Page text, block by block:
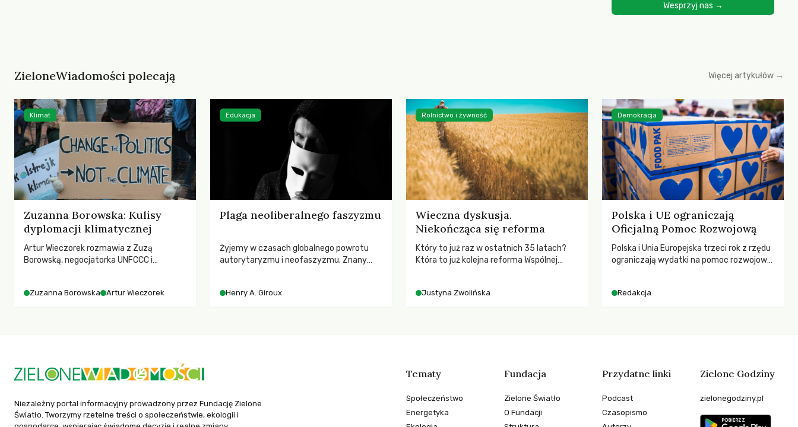
Wesprzyj nas →
ZieloneWiadomości polecają Więcej artykułów →
Zuzanna Borowska: Kulisy
dyplomacji klimatycznej
Artur Wieczorek rozmawia z Zuzą
Borowską, negocjatorka UNFCCC i
ruchach klimatycznych
Zuzanna Borowska Artur Wieczorek
Klimat
Plaga neoliberalnego faszyzmu
Żyjemy w czasach globalnego powrotu
autorytaryzmu i neofaszyzmu. Znany
społeczeństwo. Czy współczesne
Henry A. Giroux
Edukacja
Wieczna dyskusja.
Niekończąca się reforma
Który to już raz w ostatnich 35 latach?
Która to już kolejna reforma Wspólnej
społeczne?
Justyna Zwolińska
Rolnictwo i żywność
Polska i UE ograniczają
Oficjalną Pomoc Rozwojową
Polska i Unia Europejska trzeci rok z rzędu
ograniczają wydatki na pomoc rozwojową
dla krajów najbardziej potrzebujących, a
Redakcja
Demokracja
Niezależny portal informacyjny prowadzony przez Fundację Zielone
Światło. Tworzymy rzetelne treści o społeczeństwie, ekologii i
Tematy
Społeczeństwo
Energetyka
Fundacja
Zielone Światło
O Fundacji
Przydatne linki
Podcast
Czasopismo
Zielone Godziny
zielonegodziny.pl